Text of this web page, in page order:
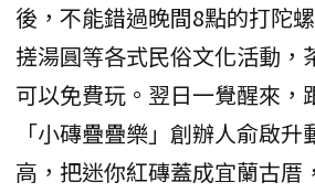
後，不能錯過晚間8點的打陀
搓湯圓等各式民俗文化活動，
可以免費玩。翌日一覺醒來，
「小磚疊疊樂」創辦人俞啟
高，把迷你紅磚蓋成宜蘭古厝